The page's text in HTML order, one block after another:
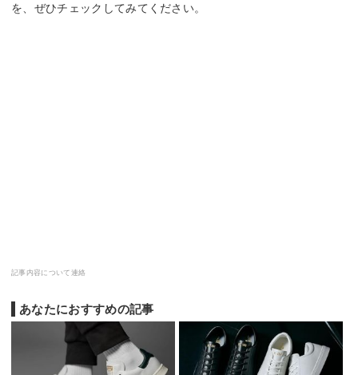
を、ぜひチェックしてみてください。
記事内容について連絡
あなたにおすすめの記事